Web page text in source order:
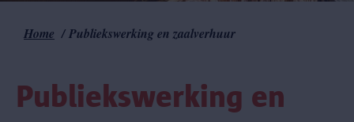
Kruimelpad
Home Publiekswerking en zaalverhuur
Publiekswerking en